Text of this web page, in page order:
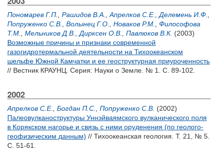
Пономарев Г.П. Рашидов В.А. Апрелков С.Е. Делемень И.Ф.
Попруженко С.В.
Волынец Г.О. Новаков Р.М.
Философова
Т.М.
Мельников Д.В. Дирксен О.В. Павлюков В.К. (2003)
Возможные причины и признаки современной
газогидротермальной деятельности на Тихоокеанском
шельфе Южной Камчатки и ее геоструктурная приуроченность
// Вестник КРАУНЦ. Серия: Науки о Земле. № 1. С. 89-102.
2002
Апрелков С.Е. Богдан П.С. Попруженко С.В. (2002)
Палеовулканоструктуры Уннэйваямского вулканического поля
в Корякском нагорье и связь с ними оруденения (по геолого-
геофизическим данным) // Тихоокеанская геология. Т. 21, № 5.
С. 51-61.